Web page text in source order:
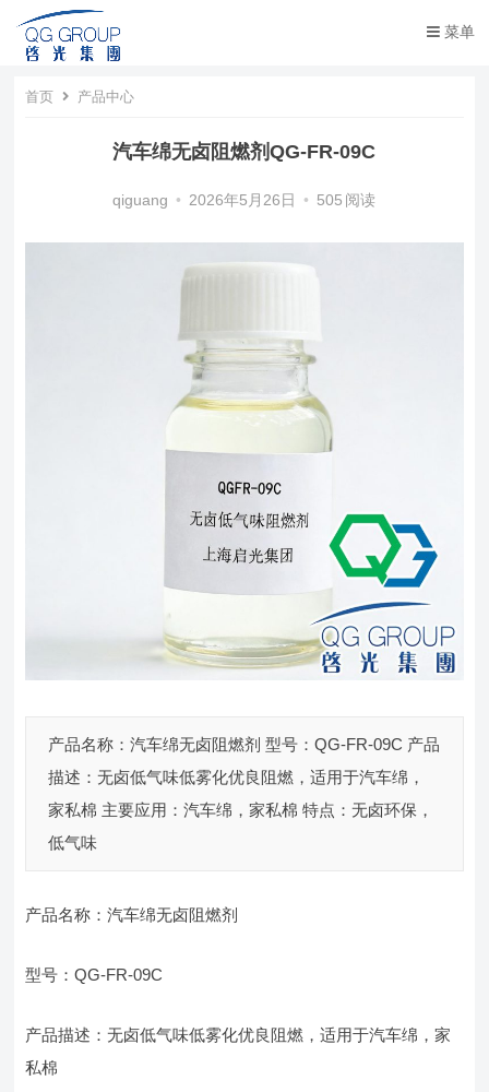
菜单
首页 产品中心
汽车绵无卤阻燃剂QG-FR-09C
qiguang • 2026年5月26日 • 505 阅读
产品名称：汽车绵无卤阻燃剂 型号：QG-FR-09C 产品
描述：无卤低气味低雾化优良阻燃，适用于汽车绵，
家私棉 主要应用：汽车绵，家私棉 特点：无卤环保，
低气味
产品名称：汽车绵无卤阻燃剂
型号：QG-FR-09C
产品描述：无卤低气味低雾化优良阻燃，适用于汽车绵，家
私棉